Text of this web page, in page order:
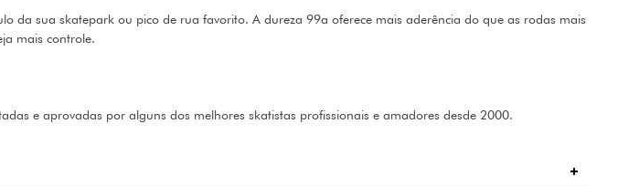
da sua skatepark ou pico de rua favorito. A dureza 99a oferece mais aderência do que as rodas mais
mais controle.
e aprovadas por alguns dos melhores skatistas profissionais e amadores desde 2000.